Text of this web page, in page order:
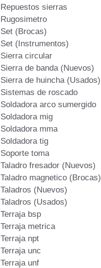
Repuestos sierras
Rugosimetro
Set (Brocas)
Set (Instrumentos)
Sierra circular
Sierra de banda (Nuevos)
Sierra de huincha (Usados)
Sistemas de roscado
Soldadora arco sumergido
Soldadora mig
Soldadora mma
Soldadora tig
Soporte toma
Taladro fresador (Nuevos)
Taladro magnetico (Brocas)
Taladros (Nuevos)
Taladros (Usados)
Terraja bsp
Terraja metrica
Terraja npt
Terraja unc
Terraja unf